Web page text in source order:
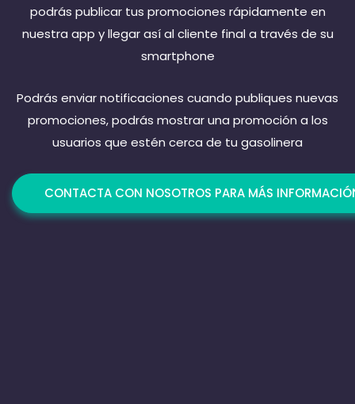
podrás publicar tus promociones rápidamente en
nuestra app y llegar así al cliente final a través de su
smartphone
Podrás enviar notificaciones cuando publiques nuevas
promociones, podrás mostrar una promoción a los
usuarios que estén cerca de tu gasolinera
CONTACTA CON NOSOTROS PARA MÁS